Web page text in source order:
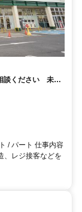
談ください 未経
/ パート 仕事内容
、レジ接客などを